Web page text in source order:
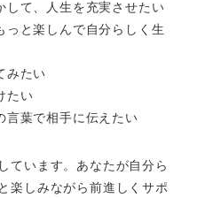
して、人生を充実させたい
っと楽しんで自分らしく生
みたい
たい
言葉で相手に伝えたい
ています。あなたが自分ら
楽しみながら前進しくサポ